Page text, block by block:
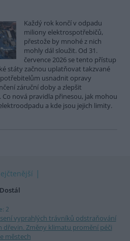
Každý rok končí v odpadu
miliony elektrospotřebičů,
přestože by mnohé z nich
mohly dál sloužit. Od 31.
července 2026 se tento přístup
státy začnou uplatňovat takzvané
usnadnit opravy
záruční doby a zlepšit
nová pravidla přinesou, jak mohou
a kde jsou jejich limity.
2
vyprahlých trávníků odstraňování
dřevin. Změny klimatu promění péči
městech